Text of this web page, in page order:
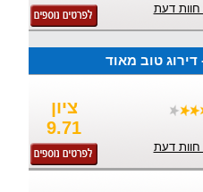
חוות דעת
ציון
9.71
חוות דעת